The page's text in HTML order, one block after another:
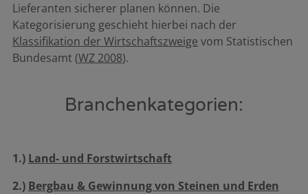
Lieferanten sicherer planen können. Die
Kategorisierung geschieht hierbei nach der
Klassifikation der Wirtschaftszweige vom Statistischen
Bundesamt (WZ 2008).
Branchenkategorien:
1.) Land- und Forstwirtschaft
2.) Bergbau & Gewinnung von Steinen und Erden